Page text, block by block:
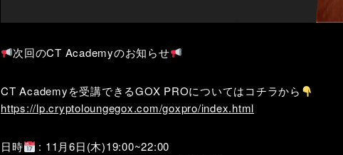
次回のCT Academyのお知らせ
CT Academyを受講できるGOX PROについてはコチラから
https://lp.cryptoloungegox.com/goxpro/index.html
日時
: 11月6日(木)19:00~22:00